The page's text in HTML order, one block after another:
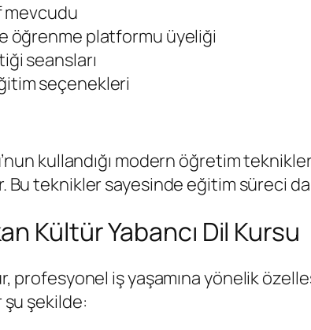
mevcudu
öğrenme platformu üyeliği
seansları
seçenekleri
kullandığı modern öğretim
Bu teknikler sayesinde eğitim süreci
Kültür Yabancı Dil Kursu
profesyonel iş yaşamına yönelik
şekilde: